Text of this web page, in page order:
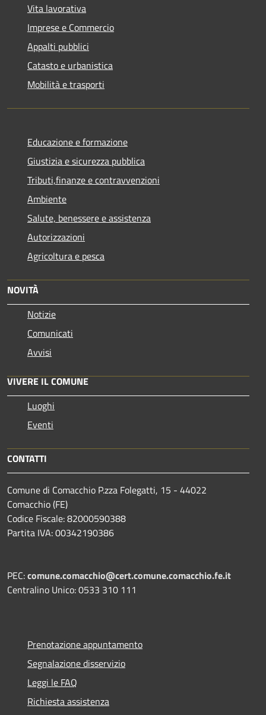
Vita lavorativa
Imprese e Commercio
Appalti pubblici
Catasto e urbanistica
Mobilità e trasporti
Educazione e formazione
Giustizia e sicurezza pubblica
Tributi,finanze e contravvenzioni
Ambiente
Salute, benessere e assistenza
Autorizzazioni
Agricoltura e pesca
NOVITÀ
Notizie
Comunicati
Avvisi
VIVERE IL COMUNE
Luoghi
Eventi
CONTATTI
Comune di Comacchio P.zza Folegatti, 15 - 44022
Comacchio (FE)
Codice Fiscale: 82000590388
Partita IVA: 00342190386
PEC:comune.comacchio@cert.comune.comacchio.fe.it
Centralino Unico: 0533 310 111
Prenotazione appuntamento
Segnalazione disservizio
Leggi le FAQ
Richiesta assistenza